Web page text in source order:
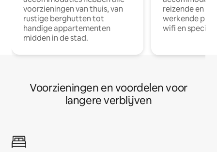
voorzieningen van thuis, van
rustige berghutten tot
handige appartementen
midden in de stad.
reizende en
werkende
wifi en
Voorzieningen en voordelen voor
langere verblijven